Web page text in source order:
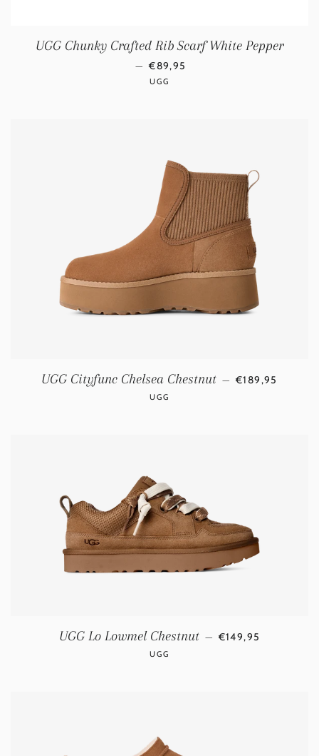
UGG Chunky Crafted Rib Scarf White Pepper
— NORMALE PRIJS
€89,95
UGG
UGG Cityfunc Chelsea Chestnut — NORMALE PRIJS
€189,95
UGG
UGG Lo Lowmel Chestnut — NORMALE PRIJS
€149,95
UGG